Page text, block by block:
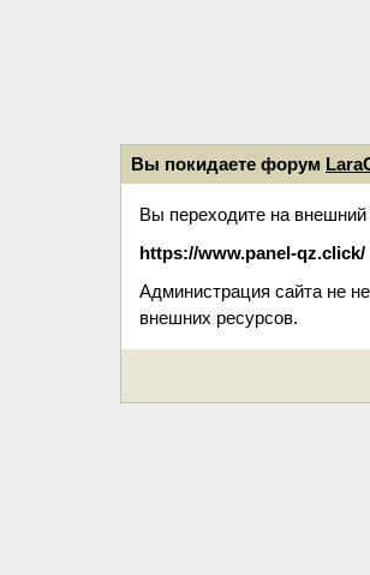
Вы покидаете форум
Вы переходите на внешний
https://www.panel-qz.click/
Администрация сайта не
внешних ресурсов.